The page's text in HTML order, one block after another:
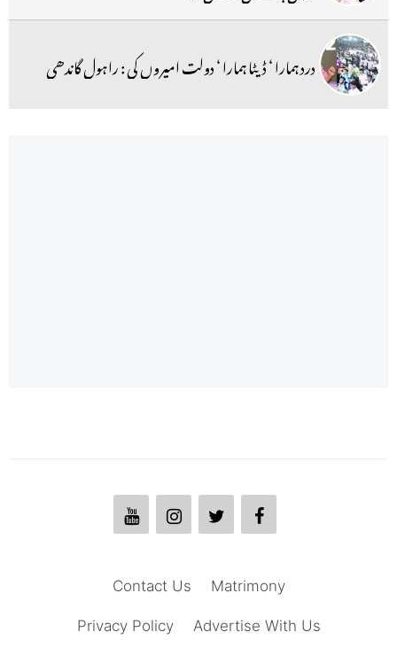
درد ہمارا ‘ ڈیٹا ہمارا ‘ دولت امیروں کی : راہول گاندھی
Matrimony
Contact Us
Advertise With Us
Privacy Policy